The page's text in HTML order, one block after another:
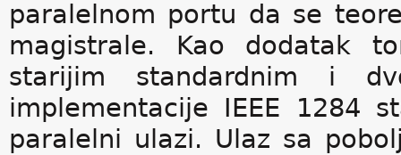
paralelnom portu da se
magistrale. Kao dodatak
starijim standardnim i
implementacije IEEE 1284
paralelni ulazi. Ulaz sa